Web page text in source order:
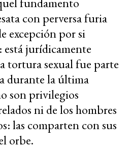
con perversa furia
excepción por si
está jurídicamente
tortura sexual fue parte
durante la última
son privilegios
ni de los hombres
las comparten con sus
orbe.